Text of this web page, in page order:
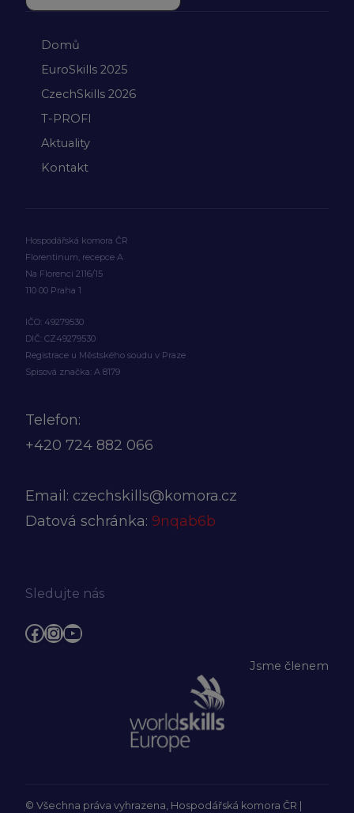
Domů
EuroSkills 2025
CzechSkills 2026
T-PROFI
Aktuality
Kontakt
Hospodářská komora ČR
Florentinum, recepce A
Na Florenci 2116/15
110 00 Praha 1
IČO: 49279530
DIČ: CZ49279530
Registrace u Městského soudu v Praze
Spisová značka: A 8179
Telefon:
+420 724 882 066
Email: czechskills@komora.cz
Datová schránka: 9nqab6b
Sledujte nás
Facebook
Instagram
YouTube
Jsme členem
© Všechna práva vyhrazena, Hospodářská komora ČR |